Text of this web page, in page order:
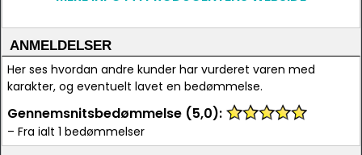
ANMELDELSER
Her ses hvordan andre kunder har vurderet varen med
karakter, og eventuelt lavet en bedømmelse.
Gennemsnitsbedømmelse (5,0):
– Fra ialt 1 bedømmelser